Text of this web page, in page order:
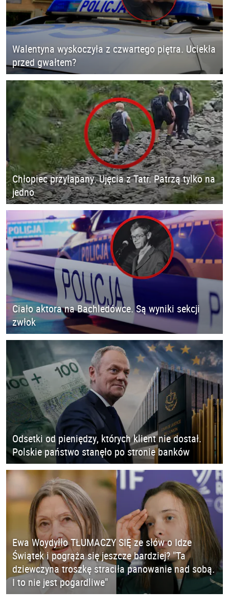
Walentyna wyskoczyła z czwartego piętra. Uciekła
przed gwałtem?
Chłopiec przyłapany. Ujęcia z Tatr. Patrzą tylko na
jedno
Ciało aktora na Bachledówce. Są wyniki sekcji
zwłok
Odsetki od pieniędzy, których klient nie dostał.
Polskie państwo stanęło po stronie banków
Ewa Woydyłło TŁUMACZY SIĘ ze słów o Idze
Świątek i pogrąża się jeszcze bardziej? "Ta
dziewczyna troszkę straciła panowanie nad sobą.
I to nie jest pogardliwe"